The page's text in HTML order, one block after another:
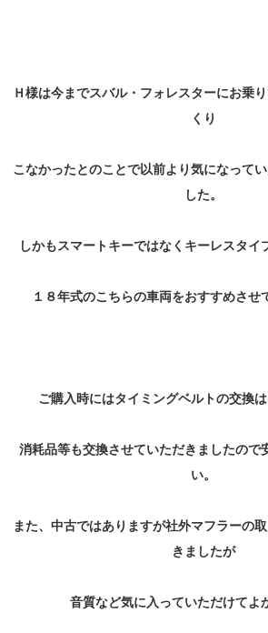
Ｈ様は今までスバル・フォレスターにお乗
くり
こなかったとのことで以前より気になって
した。
しかもスマートキーではなくキーレスタイ
１８年式のこちらの車両をおすすめさせ
ご購入時にはタイミングベルトの交換
消耗品等も交換させていただきましたので
い。
また、中古ではありますが社外マフラーの
きましたが
音質など気に入っていただけてよ